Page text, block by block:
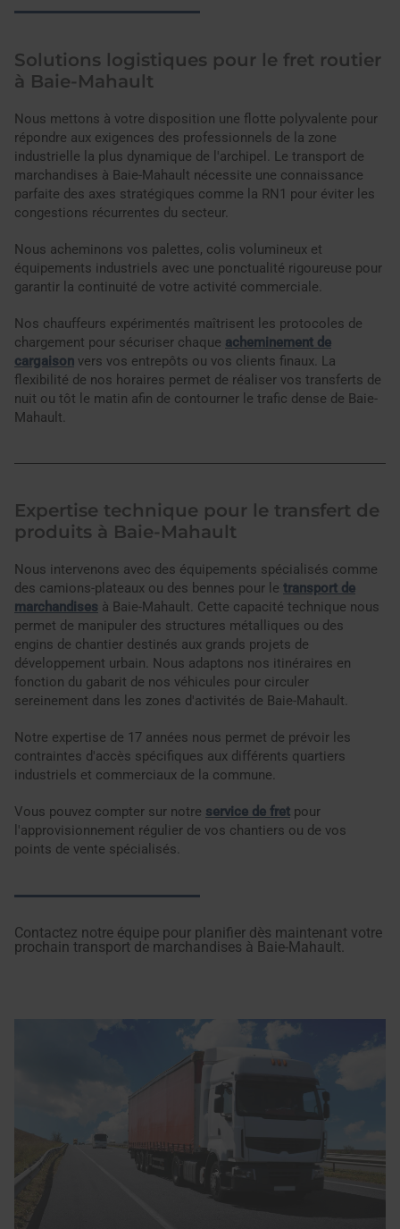
Solutions logistiques pour le fret routier
à Baie-Mahault
Nous mettons à votre disposition une flotte polyvalente pour
répondre aux exigences des professionnels de la zone
industrielle la plus dynamique de l'archipel. Le transport de
marchandises à Baie-Mahault nécessite une connaissance
parfaite des axes stratégiques comme la RN1 pour éviter les
congestions récurrentes du secteur.
Nous acheminons vos palettes, colis volumineux et
équipements industriels avec une ponctualité rigoureuse pour
garantir la continuité de votre activité commerciale.
Nos chauffeurs expérimentés maîtrisent les protocoles de
chargement pour sécuriser chaque acheminement de
cargaison vers vos entrepôts ou vos clients finaux. La
flexibilité de nos horaires permet de réaliser vos transferts de
nuit ou tôt le matin afin de contourner le trafic dense de Baie-
Mahault.
Expertise technique pour le transfert de
produits à Baie-Mahault
Nous intervenons avec des équipements spécialisés comme
des camions-plateaux ou des bennes pour le transport de
marchandises à Baie-Mahault. Cette capacité technique nous
permet de manipuler des structures métalliques ou des
engins de chantier destinés aux grands projets de
développement urbain. Nous adaptons nos itinéraires en
fonction du gabarit de nos véhicules pour circuler
sereinement dans les zones d'activités de Baie-Mahault.
Notre expertise de 17 années nous permet de prévoir les
contraintes d'accès spécifiques aux différents quartiers
industriels et commerciaux de la commune.
Vous pouvez compter sur notre service de fret pour
l'approvisionnement régulier de vos chantiers ou de vos
points de vente spécialisés.
Contactez notre équipe pour planifier dès maintenant votre
prochain transport de marchandises à Baie-Mahault.